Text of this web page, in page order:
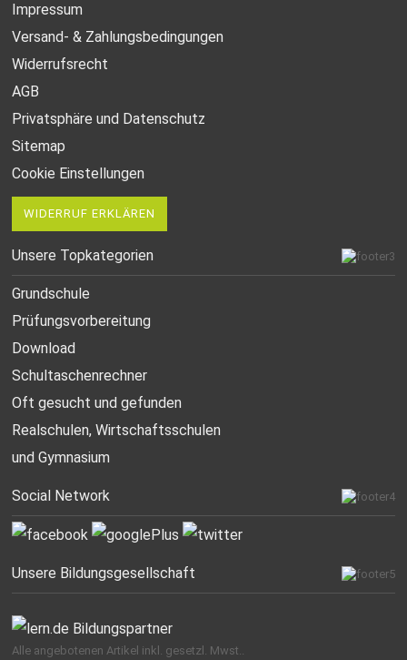
Impressum
Versand- & Zahlungsbedingungen
Widerrufsrecht
AGB
Privatsphäre und Datenschutz
Sitemap
Cookie Einstellungen
WIDERRUF ERKLÄREN
Unsere Topkategorien
Grundschule
Prüfungsvorbereitung
Download
Schultaschenrechner
Oft gesucht und gefunden
Realschulen,Wirtschaftsschulen
und Gymnasium
Social Network
Unsere Bildungsgesellschaft
Alle angebotenen Artikel inkl. gesetzl. Mwst..